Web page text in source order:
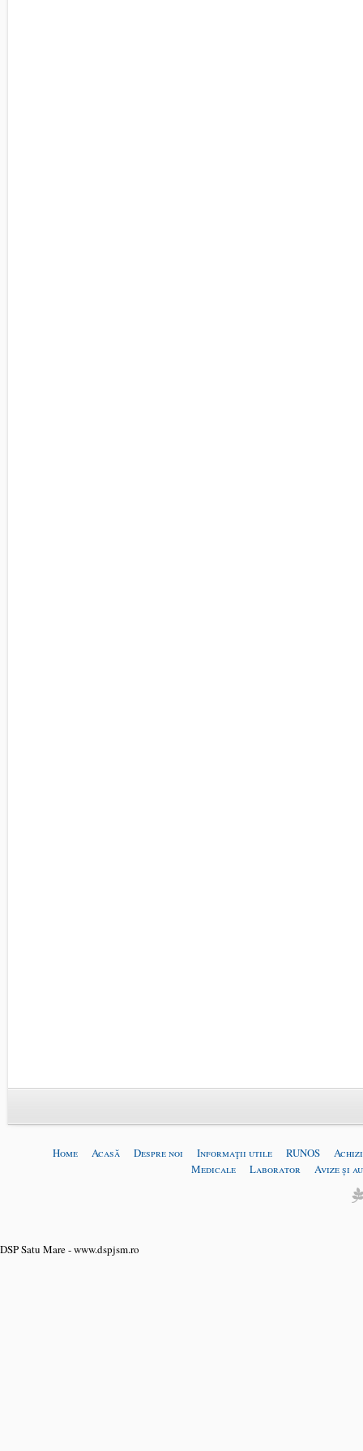
Home Acasă Despre noi Informaţii utile RUNOS
Medicale
Laborator Avize și
DSP Satu Mare - www.dspjsm.ro